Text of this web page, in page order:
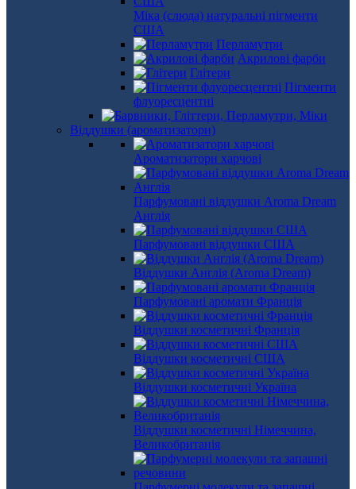
Міка (слюда) натуральні пігменти
США
Перламутри
Акрилові фарби
Глітери
Пігменти
флуоресцентні
Віддушки (ароматизатори)
Ароматизатори харчові
Парфумовані віддушки Aroma Dream
Англія
Парфумовані віддушки США
Віддушки Англія (Aroma Dream)
Парфумовані аромати Франція
Віддушки косметичні Франція
Віддушки косметичні США
Віддушки косметичні Україна
Віддушки косметичні Німеччина,
Великобританія